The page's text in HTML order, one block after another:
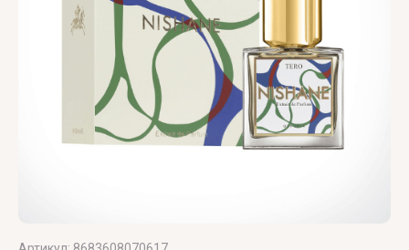
PERFUMER
UNIQUE'E
V
V
Xerjoff
Y
Yves
Z